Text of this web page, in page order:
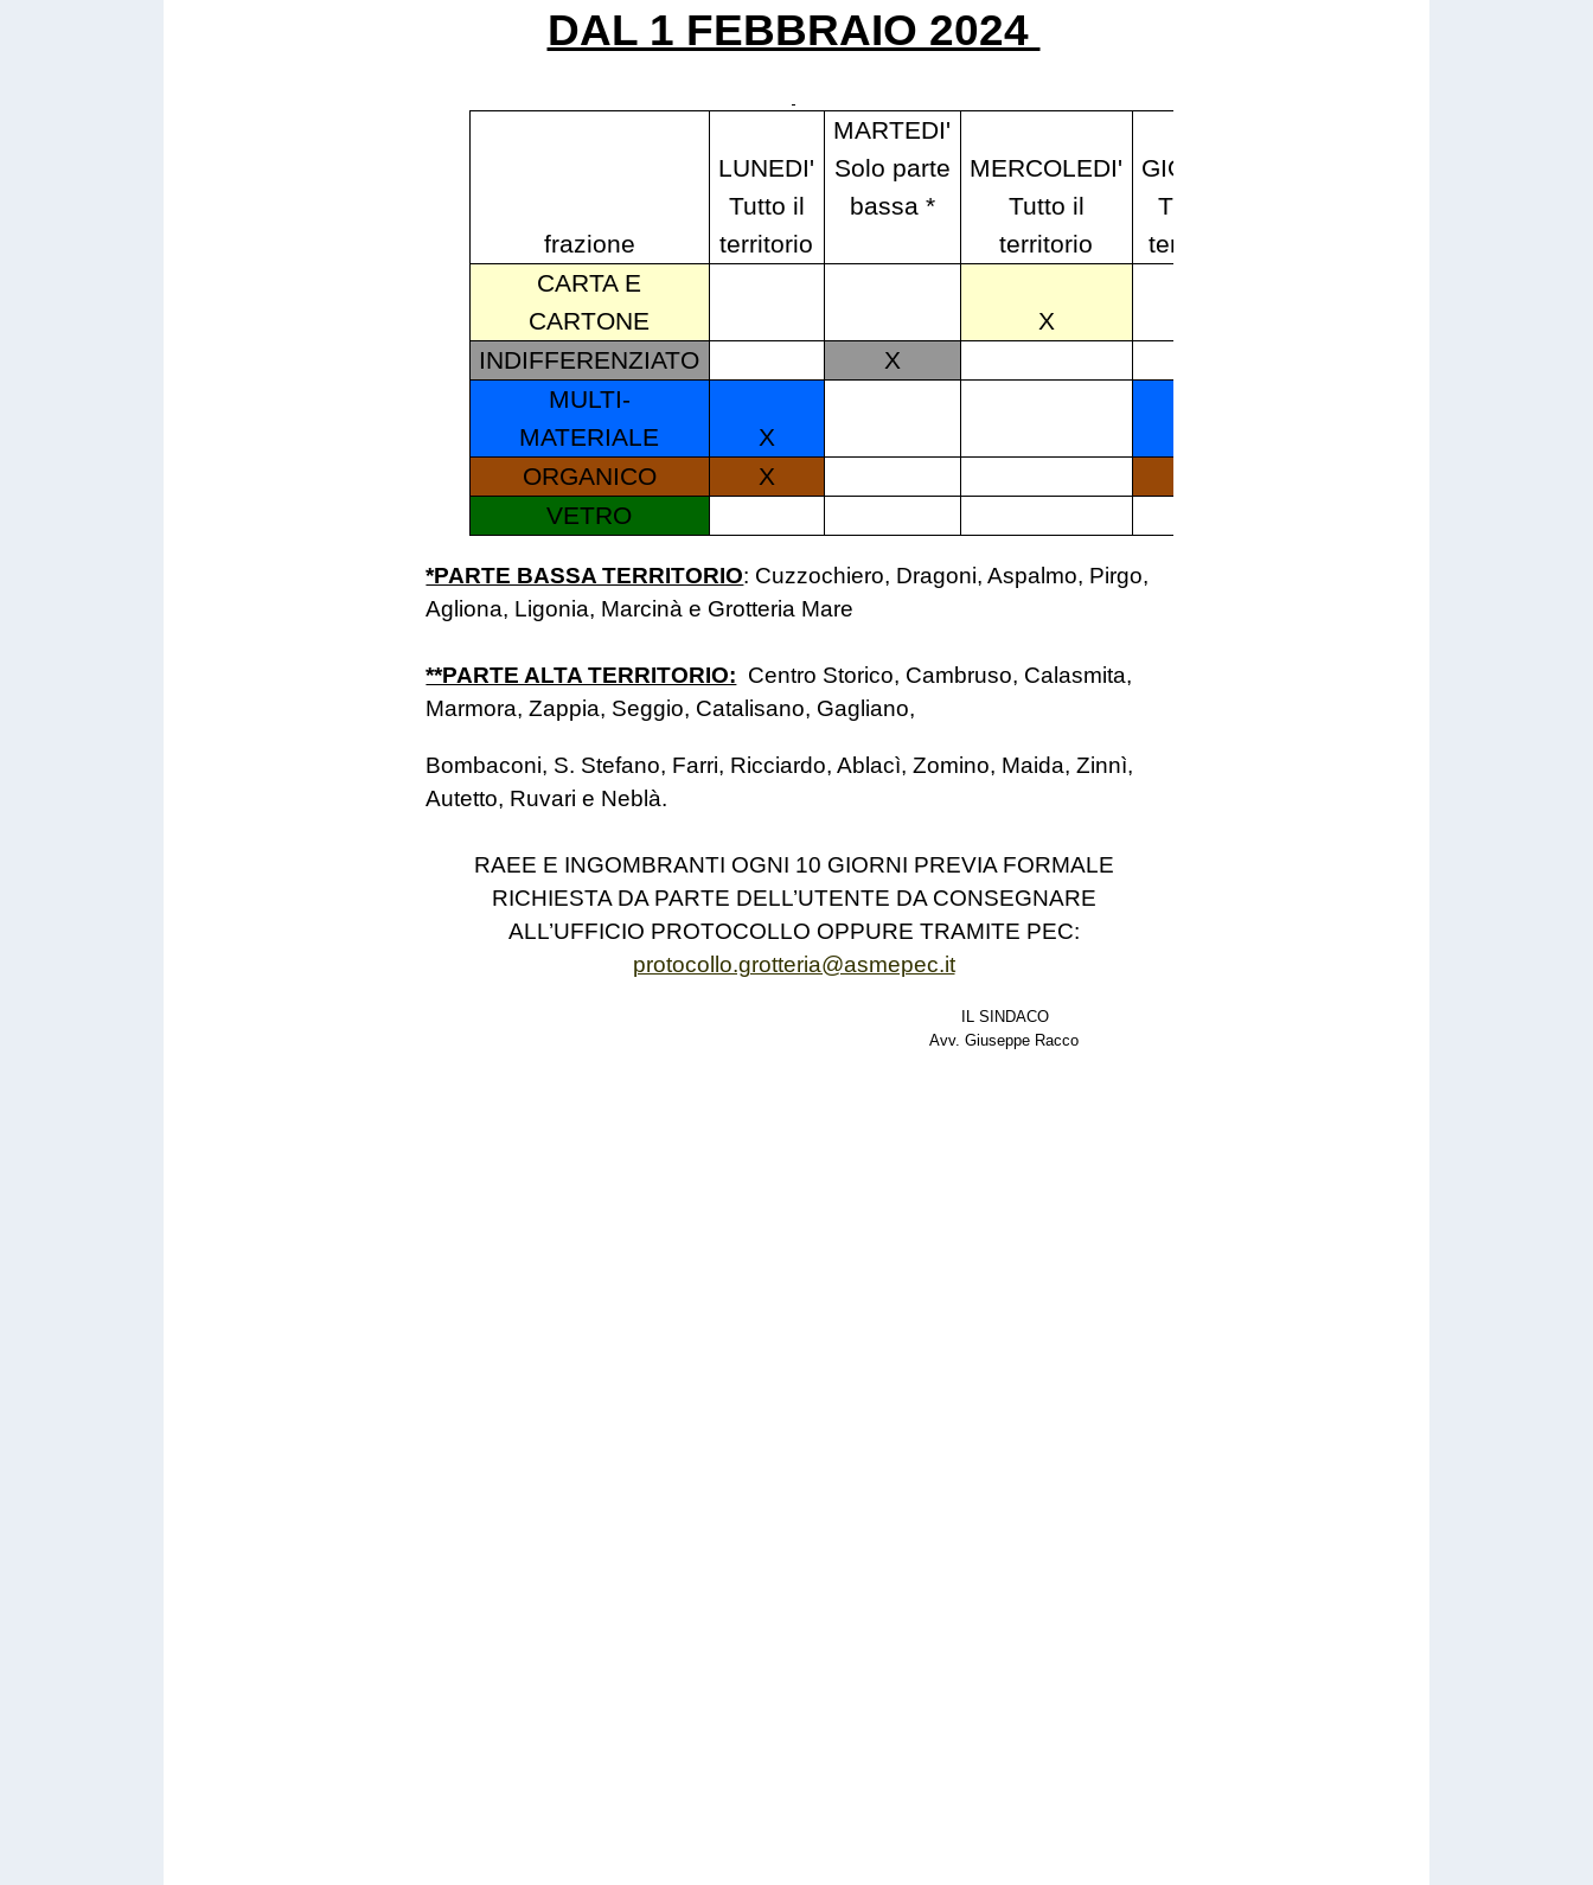
DAL 1 FEBBRAIO 2024
frazione
LUNEDI'
Tutto il
territorio
MARTEDI'
Solo parte
bassa *
MERCOLEDI'
Tutto il
territorio
GIOVEDI'
Tutto il
territorio
CARTA E
CARTONE
X
INDIFFERENZIATO
X
MULTI-
MATERIALE
X
ORGANICO
X
VETRO
*PARTE BASSA TERRITORIO: Cuzzochiero, Dragoni, Aspalmo, Pirgo,
Agliona, Ligonia, Marcinà e Grotteria Mare
**PARTE ALTA TERRITORIO: Centro Storico, Cambruso, Calasmita,
Marmora, Zappia, Seggio, Catalisano, Gagliano,
Bombaconi, S. Stefano, Farri, Ricciardo, Ablacì, Zomino, Maida, Zinnì,
Autetto, Ruvari e Neblà.
RAEE E INGOMBRANTI OGNI 10 GIORNI PREVIA FORMALE
RICHIESTA DA PARTE DELL’UTENTE DA CONSEGNARE
ALL’UFFICIO PROTOCOLLO OPPURE TRAMITE PEC:
protocollo.grotteria@asmepec.it
IL SINDACO
Avv. Giuseppe Racco